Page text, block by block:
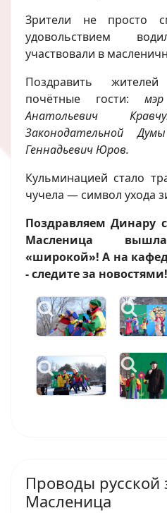
Зрители не просто
удовольствием
участвовали в
Поздравить
почётные гости:
Анатольевич
Законодательной
Геннадьевич Юров.
Кульминацией стало
чучела — символ ухода
Поздравляем Динару
Масленица
«широкой»! А на
- следите за новостями!
Проводы
Масленица